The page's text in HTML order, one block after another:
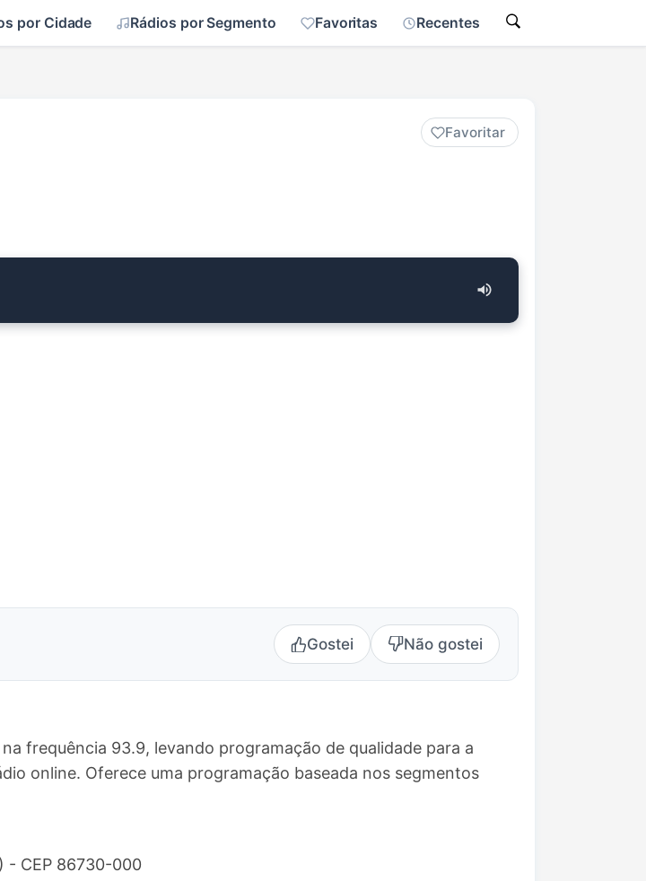
por Cidade Rádios por Segmento Favoritas Recentes
Favoritar
Gostei Não gostei
frequência 93.9, levando programação de qualidade para a
online. Oferece uma programação baseada nos segmentos
- CEP 86730-000